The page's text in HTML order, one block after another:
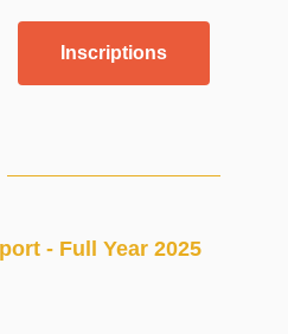
Inscriptions
- Full Year 2025